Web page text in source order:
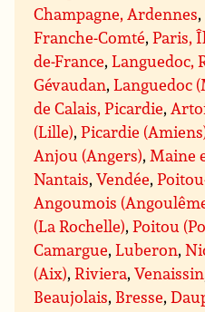
Champagne, Ardennes,
Franche-Comté,Paris,
de-France,Languedoc,
Gévaudan,Languedoc
de Calais, Picardie,
(Lille),Picardie
Anjou (Angers), Maine
Nantais,Vendée,
Angoumois
(La Rochelle),Poitou
Camargue,Luberon,
(Aix),Riviera,Venaissin
Beaujolais, Bresse,